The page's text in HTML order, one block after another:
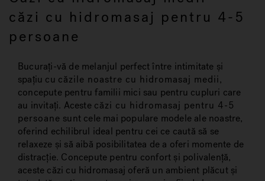
căzi cu hidromasaj pentru 4-5
persoane
Bucurați-vă de melanjul perfect între intimitate și
spațiu cu căzile noastre cu hidromasaj medii,
concepute pentru familii mici sau pentru cupluri care
au invitați. Aceste căzi cu hidromasaj pentru 4-5
persoane sunt cele mai populare modele ale noastre,
oferind echilibrul ideal pentru cei ce caută să se
relaxeze și să aibă posibilitatea de a oferi momente de
distracție. Concepute pentru confort și polivalență,
aceste căzi cu hidromasaj oferă un ambient plăcut și